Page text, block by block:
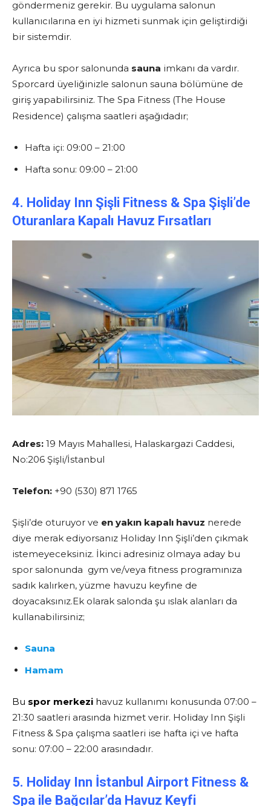
göndermeniz gerekir. Bu uygulama salonun
kullanıcılarına en iyi hizmeti sunmak için geliştirdiği
bir sistemdir.
Ayrıca bu spor salonunda sauna imkanı da vardır.
Sporcard üyeliğinizle salonun sauna bölümüne de
giriş yapabilirsiniz. The Spa Fitness (The House
Residence) çalışma saatleri aşağıdadır;
Hafta içi: 09:00 – 21:00
Hafta sonu: 09:00 – 21:00
4. Holiday Inn Şişli Fitness & Spa Şişli’de
Oturanlara Kapalı Havuz Fırsatları
Adres: 19 Mayıs Mahallesi, Halaskargazi Caddesi,
No:206 Şişli/İstanbul
Telefon: +90 (530) 871 1765
Şişli’de oturuyor ve en yakın kapalı havuz nerede
diye merak ediyorsanız Holiday Inn Şişli’den çıkmak
istemeyeceksiniz. İkinci adresiniz olmaya aday bu
spor salonunda gym ve/veya fitness programınıza
sadık kalırken, yüzme havuzu keyfine de
doyacaksınız.Ek olarak salonda şu ıslak alanları da
kullanabilirsiniz;
Sauna
Hamam
Bu spor merkezi havuz kullanımı konusunda 07:00 –
21:30 saatleri arasında hizmet verir. Holiday Inn Şişli
Fitness & Spa çalışma saatleri ise hafta içi ve hafta
sonu: 07:00 – 22:00 arasındadır.
5. Holiday Inn İstanbul Airport Fitness &
Spa ile Bağcılar’da Havuz Keyfi